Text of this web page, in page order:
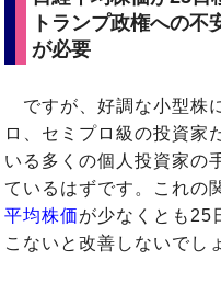
トランプ政権への不
が必要
ですが、好調な小型株
ロ、セミプロ級の投資家
いる多くの個人投資家の
ているはずです。これの
平均株価が少なくとも25
こないと改善しないでし